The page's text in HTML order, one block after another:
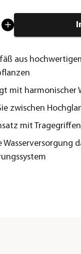
aus
mit harmonischer
zwischen
mit
Wasserversorgung